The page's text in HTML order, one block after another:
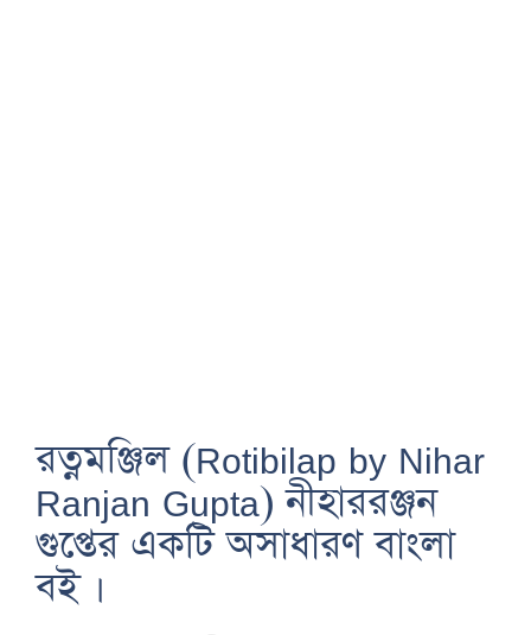
রত্নমঞ্জিল (Rotibilap by Nihar
Ranjan Gupta) নীহাররঞ্জন
গুপ্তের একটি অসাধারণ বাংলা
বই ।